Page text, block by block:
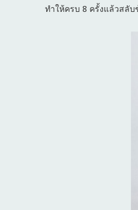
ทำให้ครบ 8 ครั้งแล้วสลั